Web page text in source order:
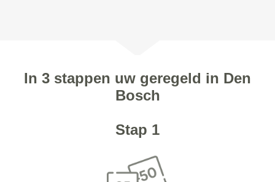
In 3 stappen uw geregeld in Den
Bosch
Stap 1